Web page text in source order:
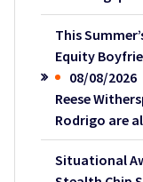
This
Equity
08/08/2026
Reese
Rodrigo are
Situational